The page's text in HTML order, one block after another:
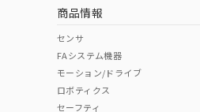
中国 RoHS表
Pb Hg
商品情報
センサ
FAシステム機器
モーション/ドライブ
ロボティクス
セーフティ